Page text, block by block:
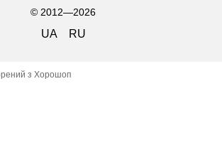
© 2012—2026
UA RU
з Хорошоп